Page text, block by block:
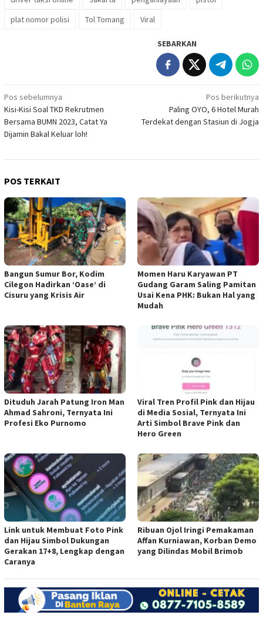
plat nomor polisi
Tol Tomang Viral
SEBARKAN
Navigasi
pos
Pos sebelumnya
Kisi-Kisi Soal TKD Rekrutmen
Bersama BUMN 2023, Catat Ya
Dijamin Bakal Keluar loh!
Pos berikutnya
Paling OYO, 6 Hotel Murah
Terdekat dengan Stasiun di Jogja
POS TERKAIT
Bangun Sumur Bor, Kodim
Cilegon Hadirkan ‘Oase’ di
Cisuru yang Krisis Air
Momen Haru Karyawan PT
Gudang Garam Saling Pamitan
Usai Kena PHK: Bukan Hal yang
Mudah
Dituduh Jarah Patung Iron Man
Ahmad Sahroni, Ternyata Ini
Profesi Eko Purnomo
Viral Tren Profil Pink dan Hijau
di Media Sosial, Ternyata Ini
Arti Simbol Brave Pink dan
Hero Green
Link untuk Membuat Foto Pink
dan Hijau Simbol Dukungan
Gerakan 17+8, Lengkap dengan
Caranya
Ribuan Ojol Iringi Pemakaman
Affan Kurniawan, Korban Demo
yang Dilindas Mobil Brimob